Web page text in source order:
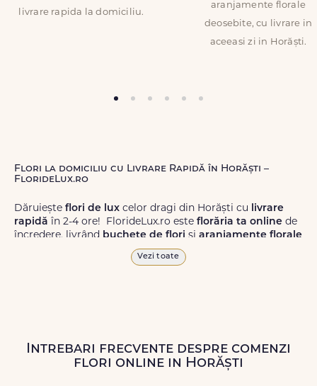
livrare rapida la domiciliu.
aranjamente florale
deosebite, cu livrare in
aceeasi zi in Horăști.
Flori la domiciliu cu Livrare Rapidă în Horăști –
FlorideLux.ro
Dăruiește flori de lux celor dragi din Horăști cu livrare
rapidă în 2-4 ore! FlorideLux.ro este florăria ta online de
încredere, livrând buchete de flori și aranjamente florale
de calitate superioară în Horăști și în toată România.
Livrăm buchete de florichiar și în weekend, pentru ca tu
să poți adresa un gest frumos atunci când ai nevoie.
Vezi toate
Intrebari frecvente despre comenzi
flori online in Horăști